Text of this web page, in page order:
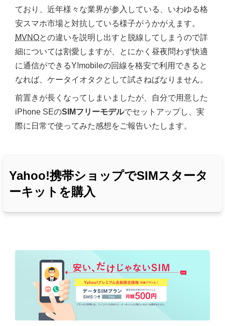
ており、近年様々な業界が参入している、いわゆる格
安スマホ市場と対抗している様子がうかがえます。
MVNOとの違いを説明し出すと脱線してしまうので詳
細については割愛しますが、とにかく昼夜問わず快適
に通信ができるY!mobileの回線を格安で利用できると
なれば、ケータイオタクとして試さねばなりません。
前置きが長くなってしまいましたが、自分で用意した
iPhone SEのSIMフリーモデルでセットアップし、実
際に日常で使ってみた感想をご報告いたします。
Yahoo!携帯ショップでSIMスタータ
ーキットを購入